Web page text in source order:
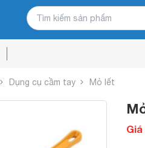
Dụng cụ cầm tay Mỏ lết